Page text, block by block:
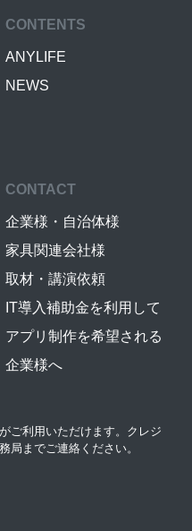
CONTENTS
ANYLIFE
NEWS
CONTACT
企業様・自治体様
家具関連会社様
取材・講演依頼
IT導入補助金を利用して
アプリ制作を希望される
企業様へ
ご利用いただけます。クレジ
局までご連絡ください。